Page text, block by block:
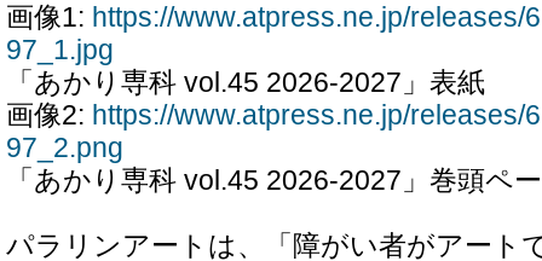
画像1: https://www.atpress.ne.jp/releases/
97_1.jpg
「あかり専科 vol.45 2026-2027」表紙
画像2: https://www.atpress.ne.jp/releases/
97_2.png
「あかり専科 vol.45 2026-2027」巻頭ペ
パラリンアートは、「障がい者がアート